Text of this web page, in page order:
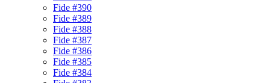
Fide #390
Fide #389
Fide #388
Fide #387
Fide #386
Fide #385
Fide #384